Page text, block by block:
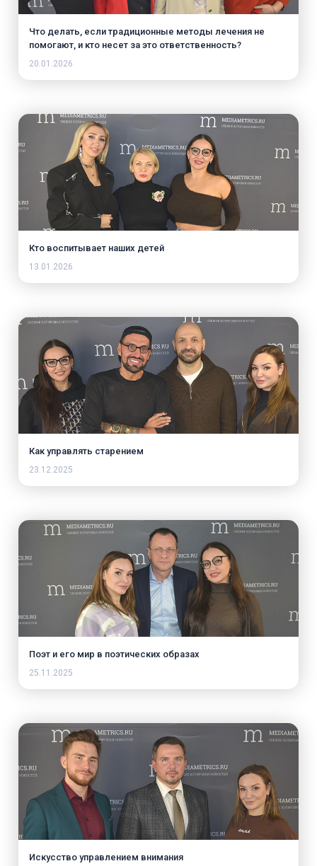
Что делать, если традиционные методы лечения не
помогают, и кто несет за это ответственность?
20.01.2026
Кто воспитывает наших детей
13.01.2026
Как управлять старением
23.12.2025
Поэт и его мир в поэтических образах
25.11.2025
Искусство управлением внимания